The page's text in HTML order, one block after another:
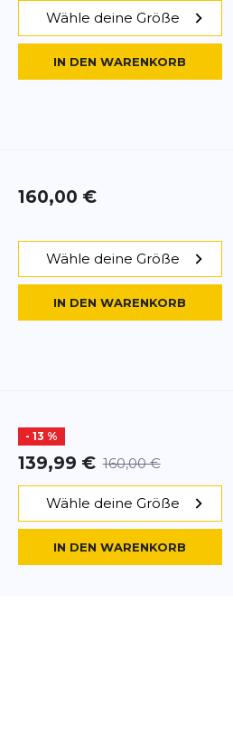
Wähle deine Größe
IN DEN WARENKORB
160,00 €
Wähle deine Größe
IN DEN WARENKORB
- 13 %
139,99 € 160,00 €
Wähle deine Größe
IN DEN WARENKORB